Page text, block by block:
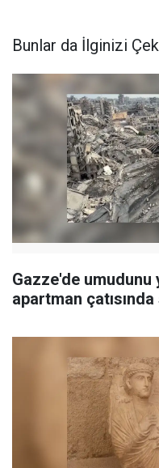
Bunlar da İlginizi
Gazze'de umudunu
apartman